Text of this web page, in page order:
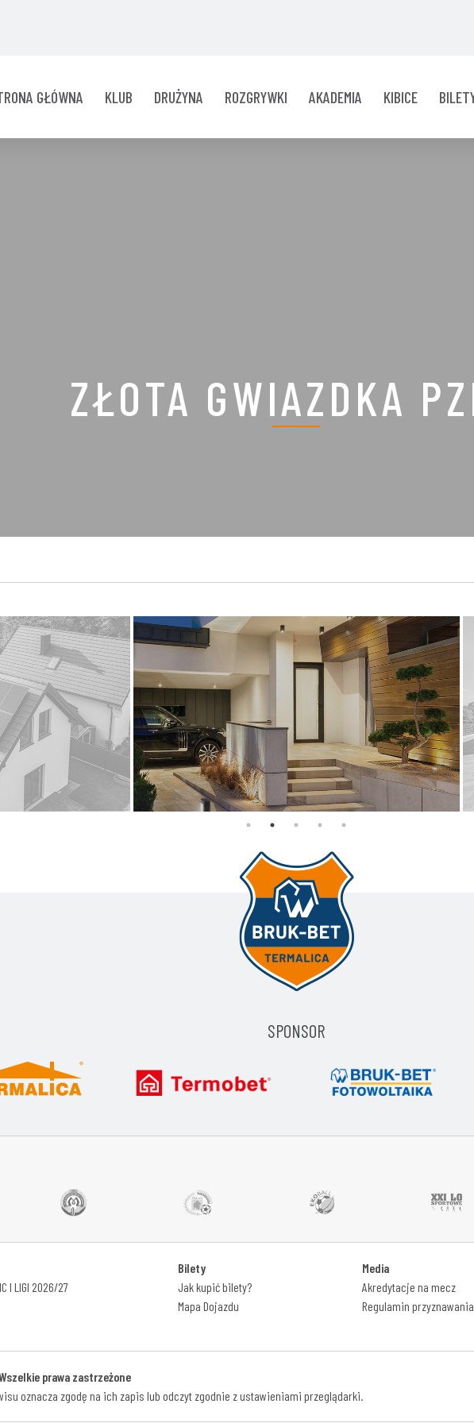
GŁÓWNA KLUB DRUŻYNA ROZGRYWKI AKADEMIA KIBICE
ZŁOTA GWIAZDKA
STOPNIE SCHODOWE, PALISADY, OBRZEGOWANIA
SPONSOR
I LIGI 2026/27
Bilety
Jak kupić bilety?
Mapa Dojazdu
Media
Akredytacje na mecz
Regulamin
prawa zastrzeżone
oznacza zgodę na ich zapis lub odczyt zgodnie z ustawieniami przeglądarki.